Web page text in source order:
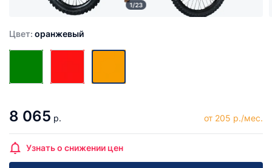
1/23
Цвет: оранжевый
8 065 р. от 205 р./мес.
Узнать о снижении цен